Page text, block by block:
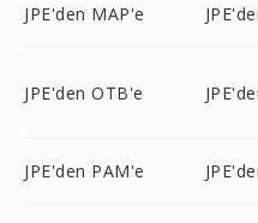
JPE'den MAP'e
JPE'den OTB'e
JPE'den PAM'e